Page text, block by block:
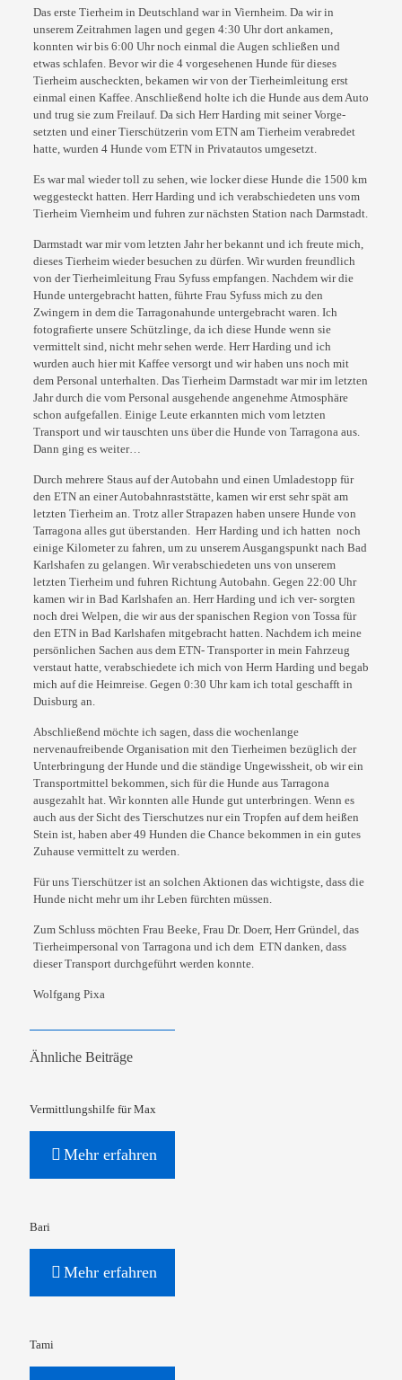
Das erste Tierheim in Deutschland war in Viernheim. Da wir in
unserem Zeitrahmen lagen und gegen 4:30 Uhr dort ankamen,
konnten wir bis 6:00 Uhr noch einmal die Augen schließen und
etwas schlafen. Bevor wir die 4 vorgesehenen Hunde für dieses
Tierheim auscheckten, bekamen wir von der Tierheimleitung erst
einmal einen Kaffee. Anschließend holte ich die Hunde aus dem Auto
und trug sie zum Freilauf. Da sich Herr Harding mit seiner Vorge-
setzten und einer Tierschützerin vom ETN am Tierheim verabredet
hatte, wurden 4 Hunde vom ETN in Privatautos umgesetzt.
Es war mal wieder toll zu sehen, wie locker diese Hunde die 1500 km
weggesteckt hatten. Herr Harding und ich verabschiedeten uns vom
Tierheim Viernheim und fuhren zur nächsten Station nach Darmstadt.
Darmstadt war mir vom letzten Jahr her bekannt und ich freute mich,
dieses Tierheim wieder besuchen zu dürfen. Wir wurden freundlich
von der Tierheimleitung Frau Syfuss empfangen. Nachdem wir die
Hunde untergebracht hatten, führte Frau Syfuss mich zu den
Zwingern in dem die Tarragonahunde untergebracht waren. Ich
fotografierte unsere Schützlinge, da ich diese Hunde wenn sie
vermittelt sind, nicht mehr sehen werde. HerrHarding und ich
wurden auch hier mit Kaffee versorgt und wir haben uns noch mit
dem Personal unterhalten. Das Tierheim Darmstadt war mir im letzten
Jahr durch die vom Personal ausgehende angenehme Atmosphäre
schon aufgefallen. Einige Leute erkannten mich vom letzten
Transport und wir tauschten uns über die Hunde von Tarragona aus.
Dann ging es weiter…
Durch mehrere Staus auf der Autobahn und einen Umladestopp für
den ETN an einerAutobahnraststätte, kamen wir erst sehr spät am
letzten Tierheim an. Trotz aller Strapazen haben unsere Hunde von
Tarragona alles gut überstanden. Herr Harding und ich hatten noch
einige Kilometer zu fahren, um zu unserem Ausgangspunkt nach Bad
Karlshafen zu gelangen. Wir verabschiedeten uns von unserem
letzten Tierheim und fuhren Richtung Autobahn. Gegen 22:00 Uhr
kamen wir in Bad Karlshafen an. Herr Harding und ich ver- sorgten
noch drei Welpen, die wir aus der spanischen Region von Tossa für
den ETN in Bad Karlshafen mitgebracht hatten. Nachdem ich meine
persönlichen Sachen aus dem ETN- Transporter in mein Fahrzeug
verstaut hatte, verabschiedete ich mich von Herrn Harding und begab
mich auf die Heimreise. Gegen 0:30 Uhr kam ich total geschafft in
Duisburg an.
Abschließend möchte ich sagen, dass die wochenlange
nervenaufreibende Organisation mit den Tierheimen bezüglich der
Unterbringung der Hunde und die ständige Ungewissheit, ob wir ein
Transportmittel bekommen, sich für die Hunde aus Tarragona
ausgezahlt hat. Wirkonnten alle Hunde gut unterbringen. Wenn es
auch aus der Sicht des Tierschutzes nur ein Tropfen auf dem heißen
Stein ist, haben aber 49 Hunden die Chance bekommen in ein gutes
Zuhause vermittelt zu werden.
Für uns Tierschützer ist an solchen Aktionen das wichtigste, dass die
Hunde nicht mehr um ihr Leben fürchten müssen.
Zum Schluss möchten Frau Beeke, Frau Dr. Doerr, Herr Gründel, das
Tierheimpersonal von Tarragona und ich dem ETN danken, dass
dieser Transport durchgeführt werden konnte.
Wolfgang Pixa
Ähnliche Beiträge
Vermittlungshilfe für Max
Mehr erfahren
Bari
Mehr erfahren
Tami